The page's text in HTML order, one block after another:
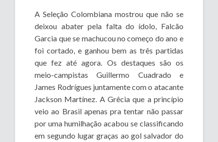
A Seleção Colombiana mostrou que não se
deixou abater pela falta do ídolo, Falcão
Garcia que se machucou no começo do ano e
foi cortado, e ganhou bem as três partidas
que fez até agora. Os destaques são os
meio-campistas Guillermo Cuadrado e
James Rodrígues juntamente com o atacante
Jackson Martínez. A Grêcia que a princípio
veio ao Brasil apenas pra tentar não passar
por uma humilhação acabou se classificando
em segundo lugar graças ao gol salvador do